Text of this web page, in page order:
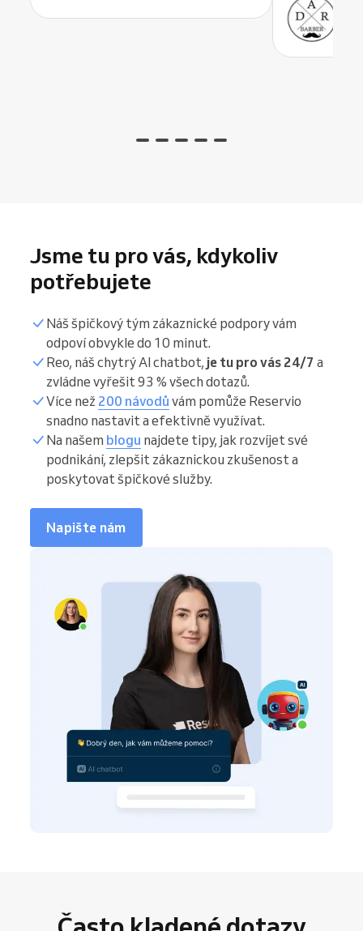
Jsme tu pro vás, kdykoliv
potřebujete
Náš špičkový tým zákaznické podpory vám
odpoví obvykle do 10 minut.
Reo, náš chytrý AI chatbot, je tu pro vás 24/7 a
zvládne vyřešit 93 % všech dotazů.
Více než 200 návodů vám pomůže Reservio
snadno nastavit a efektivně využívat.
Na našem blogu najdete tipy, jak rozvíjet své
podnikání, zlepšit zákaznickou zkušenost a
poskytovat špičkové služby.
Napište nám